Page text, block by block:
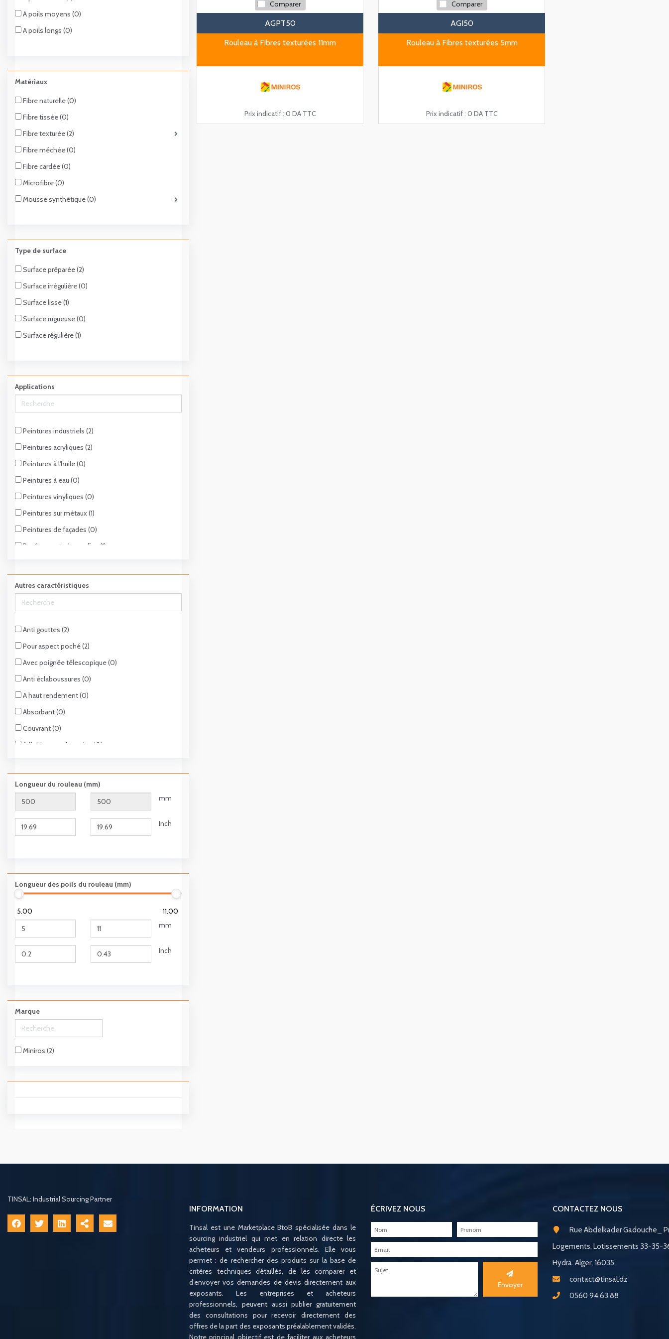
A poils moyens (0)
A poils longs (0)
Matériaux
Fibre naturelle (0)
Fibre tissée (0)
Fibre texturée (2)
Fibre méchée (0)
Fibre cardée (0)
Microfibre (0)
Mousse synthétique (0)
Type de surface
Surface préparée (2)
Surface irrégulière (0)
Surface lisse (1)
Surface rugueuse (0)
Surface régulière (1)
Applications
Peintures industriels (2)
Peintures acryliques (2)
Peintures à l'huile (0)
Peintures à eau (0)
Peintures vinyliques (0)
Peintures sur métaux (1)
Peintures de façades (0)
Revêtements époxy fins (1)
Autres caractéristiques
Anti gouttes (2)
Pour aspect poché (2)
Avec poignée télescopique (0)
Anti éclaboussures (0)
A haut rendement (0)
Absorbant (0)
Couvrant (0)
A finition semi-tendue (0)
Longueur du rouleau (mm)
mm
Inch
Longueur des poils du rouleau (mm)
5.00
11.00
mm
Inch
Marque
Miniros (2)
Comparer
AGPT50
Rouleau à Fibres texturées 11mm
Prix indicatif : 0 DA TTC
Comparer
AGI50
Rouleau à Fibres texturées 5mm
Prix indicatif : 0 DA TTC
TINSAL: Industrial Sourcing Partner
INFORMATION
Tinsal est une Marketplace BtoB spécialisée dans le
sourcing industriel qui met en relation directe les
acheteurs et vendeurs professionnels. Elle vous
permet : de rechercher des produits sur la base de
critères techniques détaillés, de les comparer et
d’envoyer vos demandes de devis directement aux
exposants. Les entreprises et acheteurs
professionnels, peuvent aussi publier gratuitement
des consultations pour recevoir directement des
offres de la part des exposants préalablement validés.
Notre principal objectif est de faciliter aux acheteurs
ÉCRIVEZ NOUS
Envoyer
CONTACTEZ NOUS
Rue Abdelkader Gadouche_
Logements, Lotissements 33-35-
Hydra. Alger, 16035
contact@tinsal.dz
0560 94 63 88